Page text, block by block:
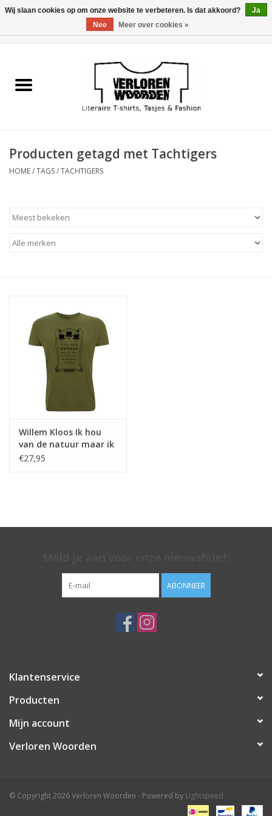
Heren
Tasjes
Producten getagd met Tachtigers
HOME/TAGS/TACHTIGERS
Willem Kloos Ik hou
van de natuur maar ik
moet er wel iets te
€27,95
ABONNEER
Klantenservice
Producten
Mijn account
Verloren Woorden
© Copyright 2026 Verloren Woorden - Powered by Lightspeed
Wij slaan cookies op om onze website te verbeteren. Is dat akkoord?
Ja
Nee
Meer over cookies »